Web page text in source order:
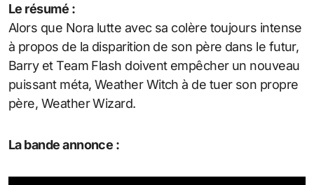
Le résumé :
Alors que Nora lutte avec sa colère toujours intense
à propos de la disparition de son père dans le futur,
Barry et Team Flash doivent empêcher un nouveau
puissant méta, Weather Witch à de tuer son propre
père, Weather Wizard.
La bande annonce :